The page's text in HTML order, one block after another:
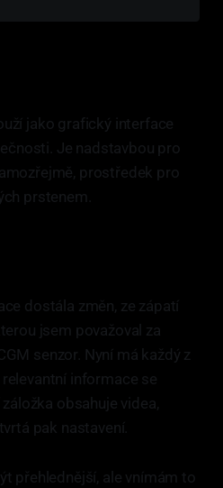
jako grafický interface
Je nadstavbou pro
prostředek pro
prstenem.
dostála změn, ze zápatí
jsem považoval za
senzor. Nyní má každý z
informace se
obsahuje videa,
pak nastavení.
přehlednější, ale vnímám to